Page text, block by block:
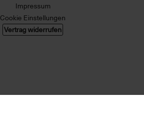
Impressum
Cookie Einstellungen
Vertrag widerrufen